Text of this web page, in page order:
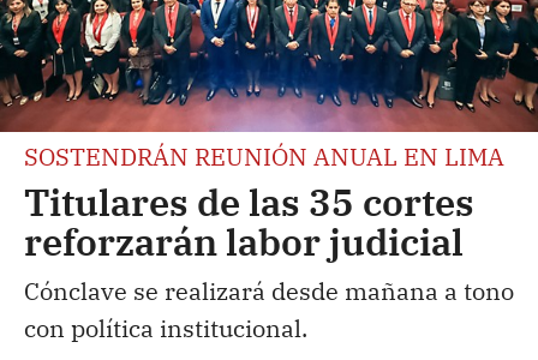
SOSTENDRÁN REUNIÓN ANUAL EN LIMA
Titulares de las 35 cortes
reforzarán labor judicial
Cónclave se realizará desde mañana a tono
con política institucional.